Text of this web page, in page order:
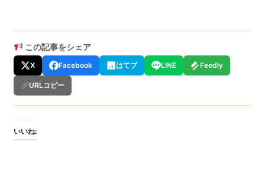
この記事をシェア
X Facebook はてブ LINE Feedly
URLコピー
いいね: